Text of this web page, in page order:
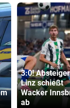
3:0!
Linz schießt
Wacker
ab